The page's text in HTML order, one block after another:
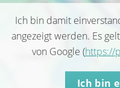
Ich bin damit
angezeigt werden. Es
von Google (https://
Ich bin